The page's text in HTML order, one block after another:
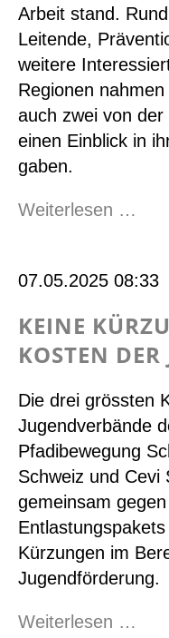
Arbeit stand.
Leitende,
weitere
Regionen
auch zwei von
einen Einblick in
gaben.
Weiterlesen …
18.
Mai
07.05.2025 08:33
KEINE
KOSTEN DER
Die drei grössten
Jugendverbände
Pfadibewegung
Schweiz und Cevi
gemeinsam
Kürzungen im
Jugendförderung.
Weiterlesen …